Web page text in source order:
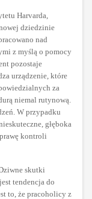
Harvarda,
dziedzinie
nad
z myślą o pomocy
pozostaje
urządzenie, które
za
niemal rutynową.
W przypadku
głęboka
kontroli
skutki
tendencja do
to, że pracoholicy z